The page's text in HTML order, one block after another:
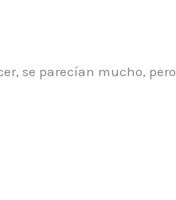
se parecían mucho, pero